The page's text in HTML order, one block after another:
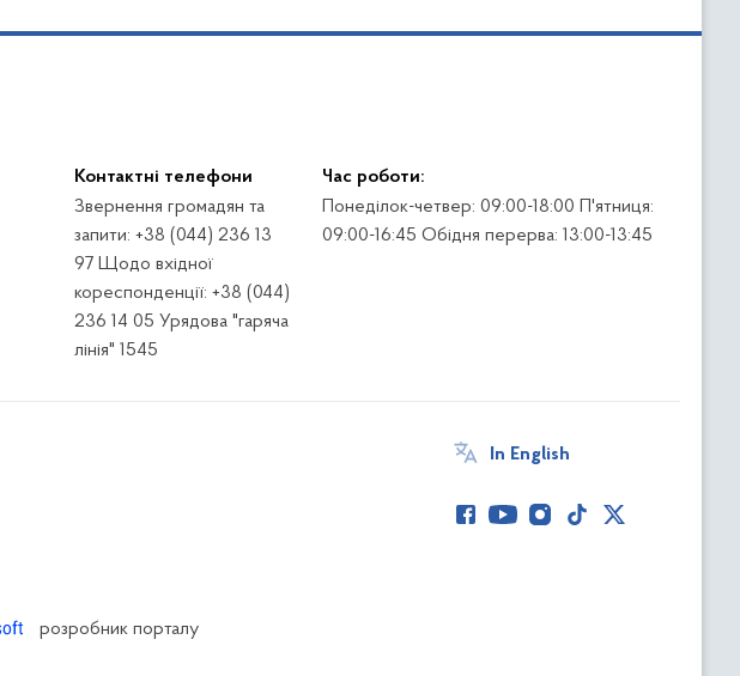
Контактні телефони
Звернення громадян та
запити: +38 (044) 236 13
97 Щодо вхідної
кореспонденції: +38 (044)
236 14 05 Урядова "гаряча
лінія" 1545
Час роботи:
Понеділок-четвер: 09:00-18:00 П'ятниця:
09:00-16:45 Обідня перерва: 13:00-13:45
In English
розробник порталу